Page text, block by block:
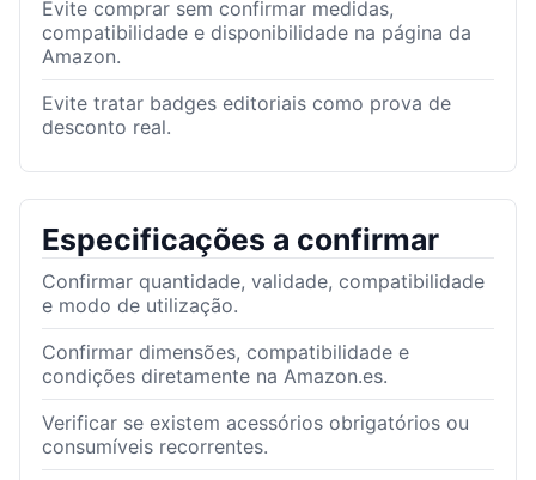
Evite comprar sem confirmar medidas,
compatibilidade e disponibilidade na página da
Amazon.
Evite tratar badges editoriais como prova de
desconto real.
Especificações a confirmar
Confirmar quantidade, validade, compatibilidade
e modo de utilização.
Confirmar dimensões, compatibilidade e
condições diretamente na Amazon.es.
Verificar se existem acessórios obrigatórios ou
consumíveis recorrentes.